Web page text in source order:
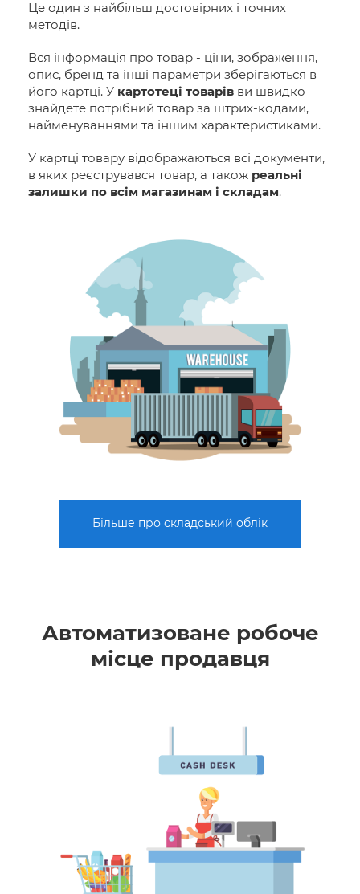
Це один з найбільш достовірних і точних
методів.
Вся інформація про товар - ціни, зображення,
опис, бренд та інші параметри зберігаються в
його картці. У картотеці товарів ви швидко
знайдете потрібний товар за штрих-кодами,
найменуваннями та іншим характеристиками.
У картці товару відображаються всі документи,
в яких реєструвався товар, а також реальні
залишки по всім магазинам і складам.
Більше про складський облік
Автоматизоване робоче
місце продавця